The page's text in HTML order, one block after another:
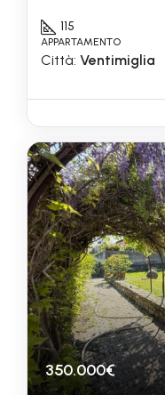
115
APPARTAMENTO
Città: Ventimiglia
350.000€